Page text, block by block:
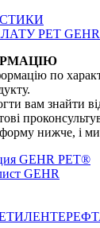
PET
по
вам знайти
нижче, і
GEHR PET®
GEHR